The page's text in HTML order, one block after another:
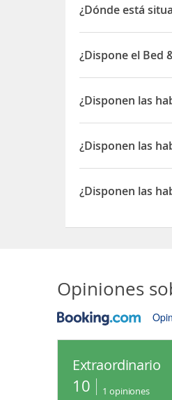
¿Dónde está
El Bed & Breakfast
¿Dispone el Bed
Sí, el Bed &
¿Disponen las
Sí, las
¿Disponen las
Sí, las
¿Disponen las
Opiniones
Extraordinario
10 1 opiniones